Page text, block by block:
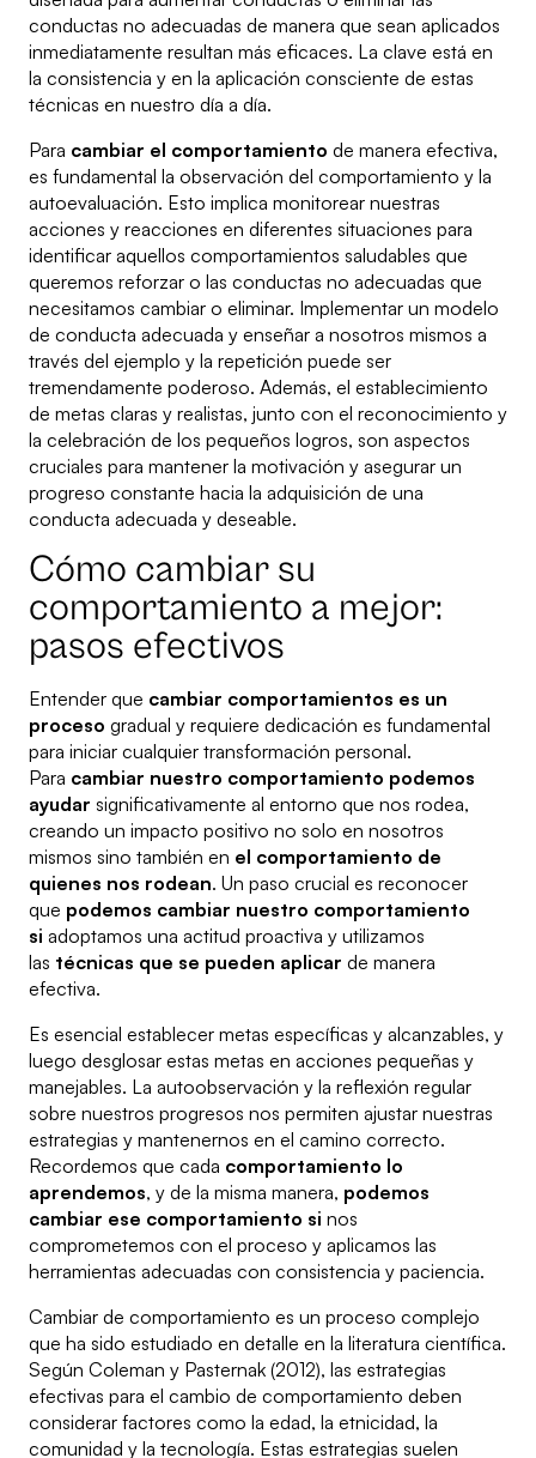
conductas no adecuadas de manera que sean aplicados
inmediatamente resultan más eficaces. La clave está en
la consistencia y en la aplicación consciente de estas
técnicas en nuestro día a día.
Para cambiar el comportamiento de manera efectiva,
es fundamental la observación del comportamiento y la
autoevaluación. Esto implica monitorear nuestras
acciones y reacciones en diferentes situaciones para
identificar aquellos comportamientos saludables que
queremos reforzar o las conductas no adecuadas que
necesitamos cambiar o eliminar. Implementar un modelo
de conducta adecuada y enseñar a nosotros mismos a
través del ejemplo y la repetición puede ser
tremendamente poderoso. Además, el establecimiento
de metas claras y realistas, junto con el reconocimiento y
la celebración de los pequeños logros, son aspectos
cruciales para mantener la motivación y asegurar un
progreso constante hacia la adquisición de una
conducta adecuada y deseable.
Cómo cambiar su
comportamiento a mejor:
pasos efectivos
Entender que cambiar comportamientos es un
proceso gradual y requiere dedicación es fundamental
para iniciar cualquier transformación personal.
Para cambiar nuestro comportamiento podemos
ayudar significativamente al entorno que nos rodea,
creando un impacto positivo no solo en nosotros
mismos sino también en el comportamiento de
quienes nos rodean. Un paso crucial es reconocer
que podemos cambiar nuestro comportamiento
si adoptamos una actitud proactiva y utilizamos
las técnicas que se pueden aplicar de manera
efectiva.
Es esencial establecer metas específicas y alcanzables, y
luego desglosar estas metas en acciones pequeñas y
manejables. La autoobservación y la reflexión regular
sobre nuestros progresos nos permiten ajustar nuestras
estrategias y mantenernos en el camino correcto.
Recordemos que cada comportamiento lo
aprendemos, y de la misma manera, podemos
cambiar ese comportamiento si nos
comprometemos con el proceso y aplicamos las
herramientas adecuadas con consistencia y paciencia.
Cambiar de comportamiento es un proceso complejo
que ha sido estudiado en detalle en la literatura científica.
Según Coleman y Pasternak (2012), las estrategias
efectivas para el cambio de comportamiento deben
considerar factores como la edad, la etnicidad, la
comunidad y la tecnología. Estas estrategias suelen